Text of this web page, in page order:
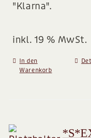
"Klarna".
inkl. 19 % MwSt.
In den
Warenkorb